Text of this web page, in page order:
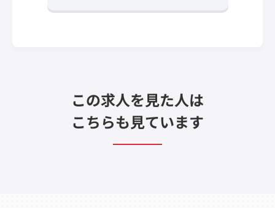
この求人を見た人は
こちらも見ています